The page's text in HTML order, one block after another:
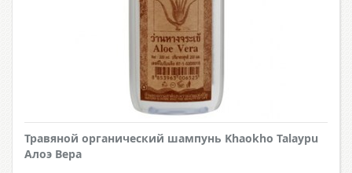
Травяной органический шампунь Khaokho Talaypu
Алоэ Вера